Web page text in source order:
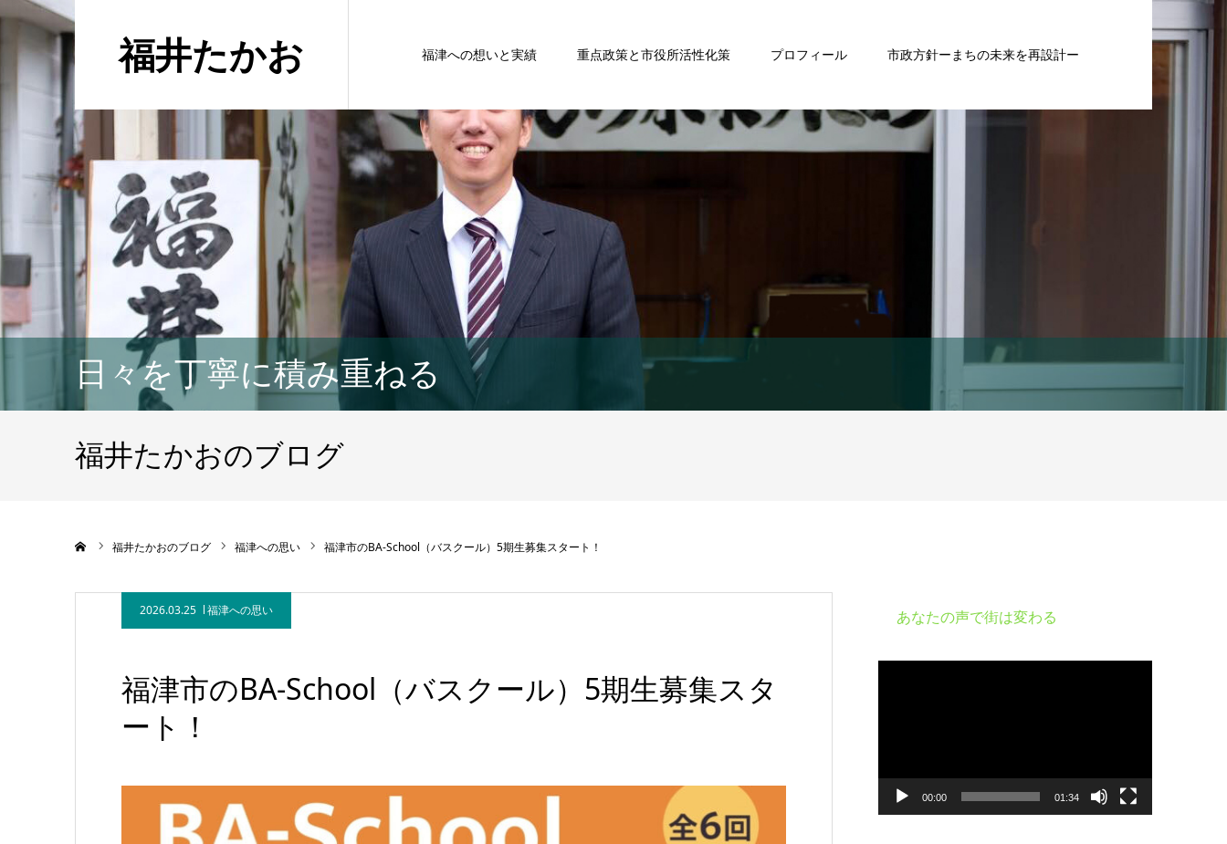
福井たかお 福津への想いと実績 重点政策と市役所活性化策 プロフィール 市政方針ーまちの未来を再設計ー
日々を丁寧に積み重ねる
福井たかおのブログ
福井たかおのブログ 福津への思い 福津市のBA-School（バスクール）5期生募集スタート！
2026.03.25 福津への思い
福津市のBA-School（バスクール）5期生募集スタ
ート！
あなたの声で街は変わる
動
00:00 01:34